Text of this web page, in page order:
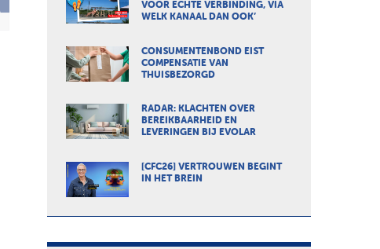
VOOR ECHTE VERBINDING, VIA
WELK KANAAL DAN OOK’
CONSUMENTENBOND EIST
COMPENSATIE VAN
THUISBEZORGD
RADAR: KLACHTEN OVER
BEREIKBAARHEID EN
LEVERINGEN BIJ EVOLAR
[CFC26] VERTROUWEN BEGINT
IN HET BREIN